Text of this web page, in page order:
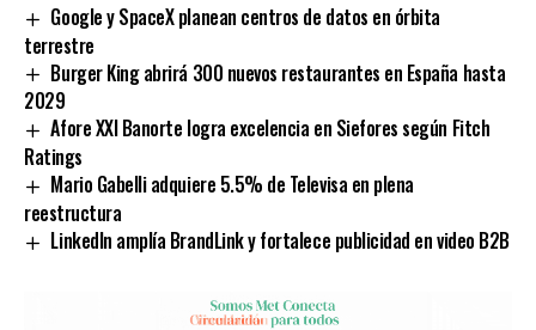
Google y SpaceX planean centros de datos en órbita
terrestre
Burger King abrirá 300 nuevos restaurantes en España hasta
2029
Afore XXI Banorte logra excelencia en Siefores según Fitch
Ratings
Mario Gabelli adquiere 5.5% de Televisa en plena
reestructura
LinkedIn amplía BrandLink y fortalece publicidad en video B2B